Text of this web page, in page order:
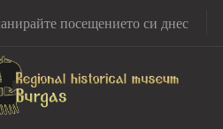
посещението си днес